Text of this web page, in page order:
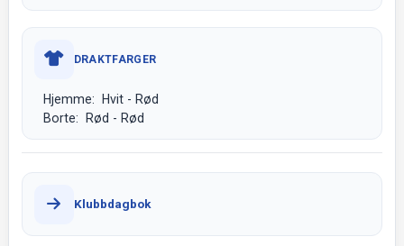
DRAKTFARGER
Hjemme: Hvit - Rød
Borte: Rød - Rød
Klubbdagbok